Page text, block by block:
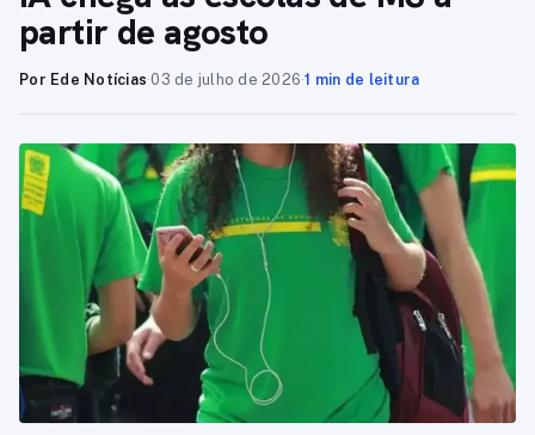
partir de agosto
Por Ede Notícias·03 de julho de 2026·1 min de leitura